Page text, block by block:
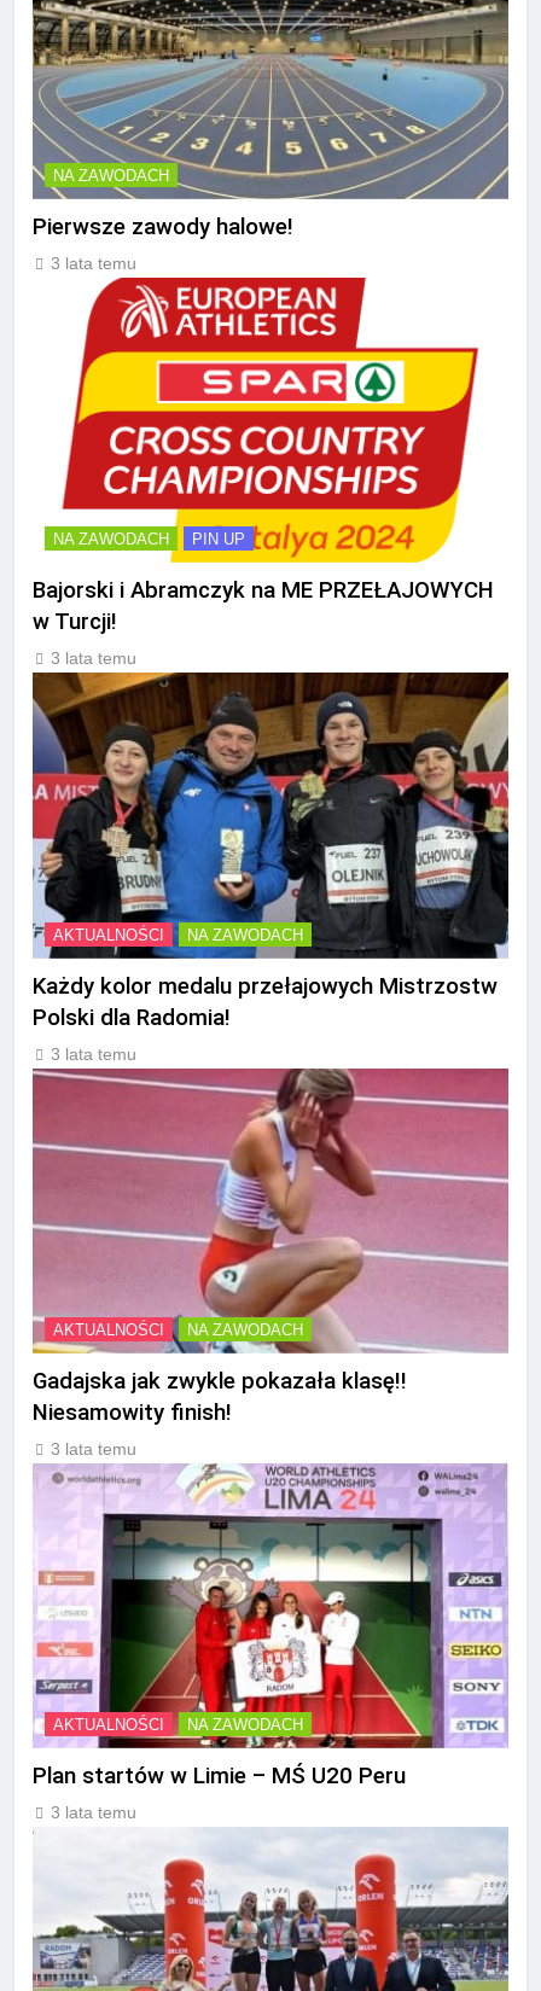
NA ZAWODACH
Pierwsze zawody halowe!
3 lata temu
NA ZAWODACH PIN UP
Bajorski i Abramczyk na ME PRZEŁAJOWYCH
w Turcji!
3 lata temu
AKTUALNOŚCI NA ZAWODACH
Każdy kolor medalu przełajowych Mistrzostw
Polski dla Radomia!
3 lata temu
AKTUALNOŚCI NA ZAWODACH
Gadajska jak zwykle pokazała klasę!!
Niesamowity finish!
3 lata temu
AKTUALNOŚCI NA ZAWODACH
Plan startów w Limie – MŚ U20 Peru
3 lata temu